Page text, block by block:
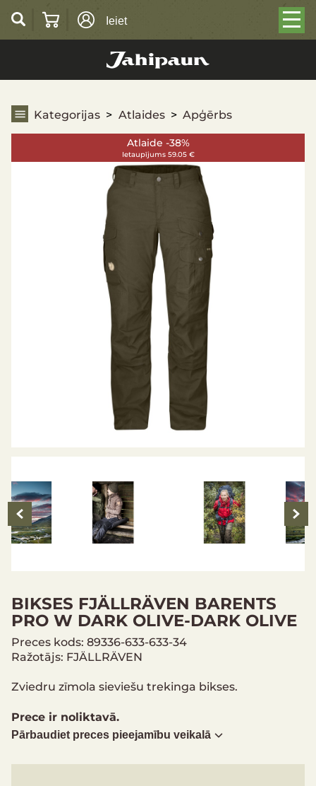
Ieiet
Kategorijas Atlaides Apģērbs
Atlaide -38%
Ietaupījums 59.05 €
BIKSES FJÄLLRÄVEN BARENTS
PRO W DARK OLIVE-DARK OLIVE
Preces kods: 89336-633-633-34
Ražotājs: FJÄLLRÄVEN
Zviedru zīmola sieviešu trekinga bikses.
Prece ir noliktavā.
Pārbaudiet preces pieejamību veikalā